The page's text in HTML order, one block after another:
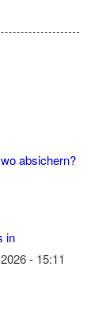
absichern?
in
- 15:11